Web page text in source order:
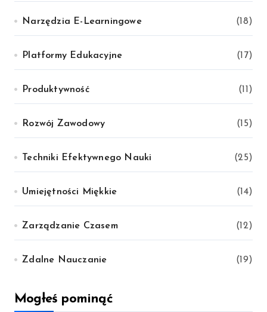
Narzędzia E-Learningowe (18)
Platformy Edukacyjne (17)
Produktywność (11)
Rozwój Zawodowy (15)
Techniki Efektywnego Nauki (25)
Umiejętności Miękkie (14)
Zarządzanie Czasem (12)
Zdalne Nauczanie (19)
Mogłeś pominąć